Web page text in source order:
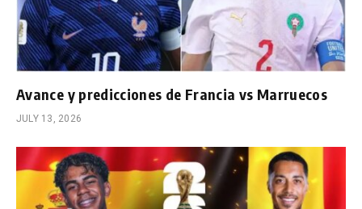
Avance y predicciones de Francia vs Marruecos
JULY 13, 2026